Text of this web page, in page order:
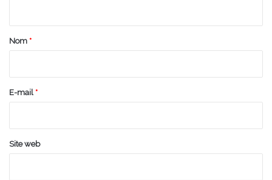
a
e
Nom *
E-mail *
Site web